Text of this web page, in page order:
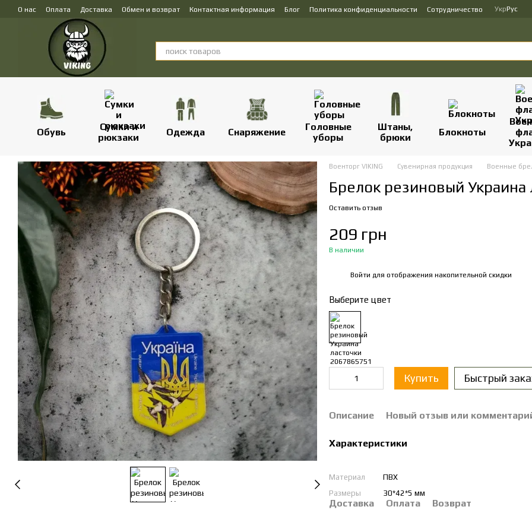
Перейти к основному контенту
О нас Оплата Доставка Обмен и возврат Контактная информация Блог Политика конфиденциальности Сотрудничество УкрРус
Обувь
Сумки и
рюкзаки
Одежда Снаряжение
Головные
уборы
Штаны,
брюки
Блокноты
Военторг VIKING Сувенирная продукция Военные
Брелок резиновый Украина
Оставить отзыв
209 грн
В наличии
Войти для отображения накопительной скидки
Выберите цвет
Купить Быстрый
Описание Новый отзыв или
Характеристики
Материал
ПВХ
Размеры
30*42*5 мм
Доставка Оплата Возврат